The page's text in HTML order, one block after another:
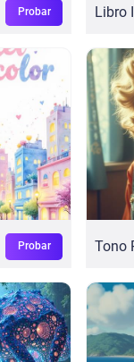
Probar Libro
Probar